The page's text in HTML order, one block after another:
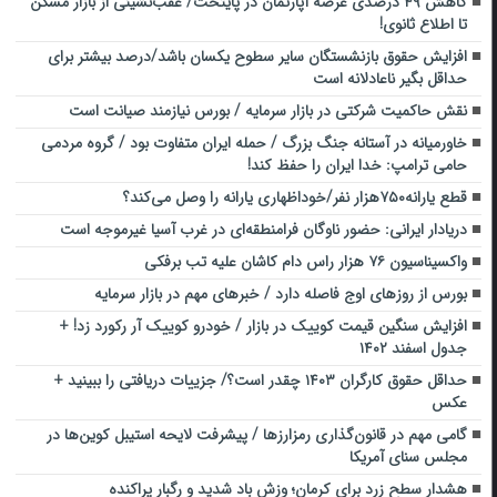
تا اطلاع ثانوی!
افزایش حقوق بازنشستگان سایر سطوح یکسان باشد/درصد بیشتر برای
حداقل بگیر ناعادلانه است
نقش حاکمیت شرکتی در بازار سرمایه / بورس نیازمند صیانت است
خاورمیانه در آستانه جنگ بزرگ / حمله ایران متفاوت بود / گروه مردمی
حامی ترامپ: خدا ایران را حفظ کند!
قطع یارانه۷۵۰هزار نفر/خوداظهاری یارانه را وصل می‌کند؟
دریادار ایرانی: حضور ناوگان فرامنطقه‌ای در غرب آسیا غیرموجه است
واکسیناسیون ۷۶ هزار راس دام کاشان علیه تب برفکی
بورس از روزهای اوج فاصله دارد / خبرهای مهم در بازار سرمایه
افزایش سنگین قیمت کوییک در بازار / خودرو کوییک آر رکورد زد! +
جدول اسفند ۱۴۰۲
حداقل حقوق کارگران ۱۴۰۳ چقدر است؟/ جزییات دریافتی را ببینید +
عکس
گامی مهم در قانون‌گذاری رمزارزها / پیشرفت لایحه استیبل کوین‌ها در
مجلس سنای آمریکا
هشدار سطح زرد برای کرمان؛ وزش باد شدید و رگبار پراکنده